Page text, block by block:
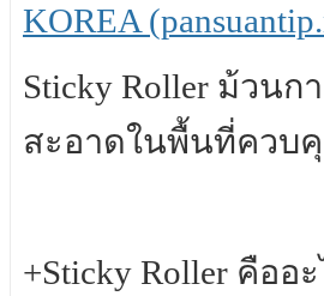
KOREA
Sticky Roller ม้วน
สะอาดในพื้นที่ควบ
+Sticky Roller คืออะ